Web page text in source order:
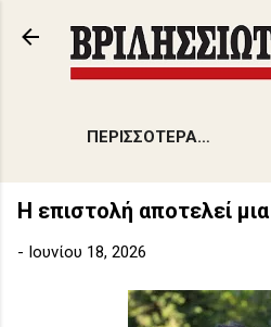
Μετάβαση στο
ΠΕΡΙΣΣΌΤΕΡΑ…
Η επιστολή αποτελεί
- Ιουνίου 18, 2026